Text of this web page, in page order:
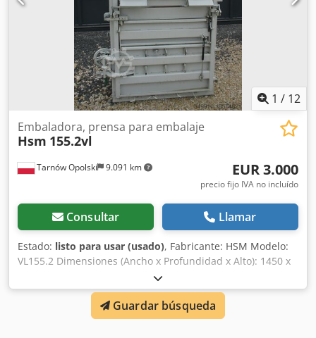
cuesta 4500 eur Año de fabricación 2016-2018 cuesta 5000
1 / 12
Tarnów Opolski 9.091 km
Embaladora, prensa para embalaje
Hsm 155.2vl
EUR 3.000
precio fijo IVA no incluído
Consultar Llamar
Estado: listo para usar (usado), Fabricante: HSM Modelo:
VL155.2 Dimensiones (Ancho x Profundidad x Alto): 1450 x
926 x 2400 mm Fuerza de prensado: 16 t Abertura de
llenado: 1100 - 590 mm Espacio de llenado - 1100 - 700 x
1130 mm Dsdpfx Afjv Ai Tgjhewa Tamaño de la paca:
1100x700x950 mm Peso de la paca: 110 - 200 kg Conexión:
Guardar búsqueda